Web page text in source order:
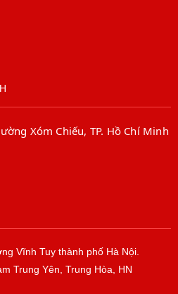
Xóm Chiếu, TP. Hồ Chí Minh
Vĩnh Tuy thành phố Hà Nội.
Trung Yên, Trung Hòa, HN